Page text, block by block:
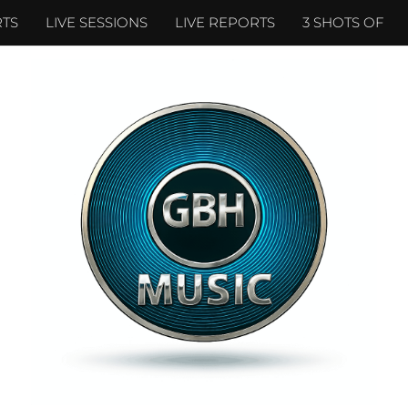
LIVE SESSIONS LIVE REPORTS 3 SHOTS OF